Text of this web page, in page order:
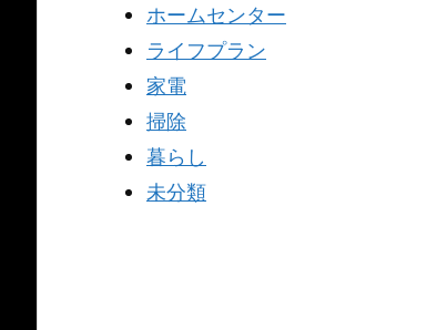
ホームセンター
ライフプラン
家電
掃除
暮らし
未分類